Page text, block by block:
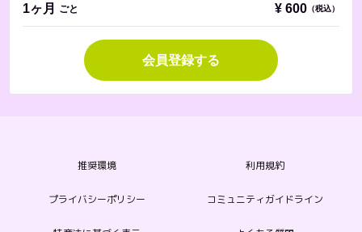
1ヶ月 ごと ¥ 600 （税込）
会員登録する
推奨環境 利用規約
プライバシーポリシー コミュニティガイドライン